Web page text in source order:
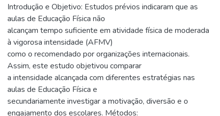
Introdução e Objetivo: Estudos prévios indicaram que as
aulas de Educação Física não
alcançam tempo suficiente em atividade física de moderada
à vigorosa intensidade (AFMV)
como o recomendado por organizações internacionais.
Assim, este estudo objetivou comparar
a intensidade alcançada com diferentes estratégias nas
aulas de Educação Física e
secundariamente investigar a motivação, diversão e o
engajamento dos escolares. Métodos: